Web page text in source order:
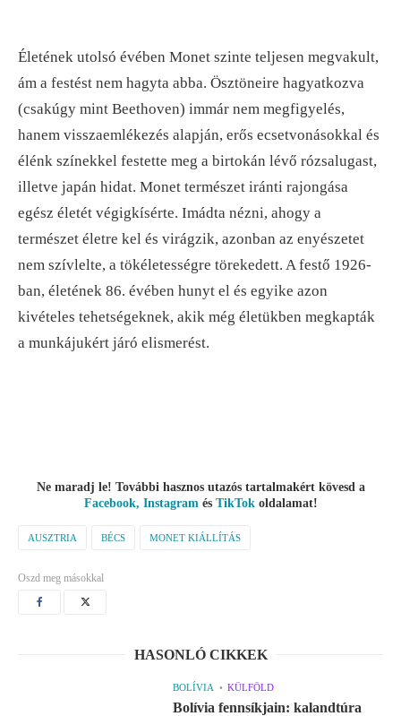
Életének utolsó évében Monet szinte teljesen megvakult,
ám a festést nem hagyta abba. Ösztöneire hagyatkozva
(csakúgy mint Beethoven) immár nem megfigyelés,
hanem visszaemlékezés alapján, erős ecsetvonásokkal és
élénk színekkel festette meg a birtokán lévő rózsalugast,
illetve japán hidat. Monet természet iránti rajongása
egész életét végigkísérte. Imádta nézni, ahogy a
természet életre kel és virágzik, azonban az enyészetet
nem szívlelte, a tökéletességre törekedett. A festő 1926-
ban, életének 86. évében hunyt el és egyike azon
kivételes tehetségeknek, akik még életükben megkapták
a munkájukért járó elismerést.
Ne maradj le! További hasznos utazós tartalmakért kövesd a
Facebook, Instagram és TikTok oldalamat!
AUSZTRIA BÉCS MONET KIÁLLÍTÁS
Oszd meg másokkal
HASONLÓ CIKKEK
BOLÍVIA KÜLFÖLD
Bolívia fennsíkjain: kalandtúra